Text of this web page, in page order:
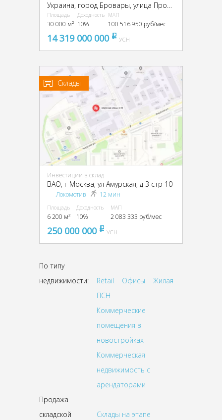
Украина, город Бровары, улица Производственная, д. 1
Площадь
30 000 м²
Доходность
10%
МАП
100 516 950 руб/мес
14 319 000 000 pуб
УСН
Склады
Инвестиции в склад
ВАО, г Москва, ул Амурская, д 3 стр 10
Локомотив 12 мин
Площадь
6 200 м²
Доходность
10%
МАП
2 083 333 руб/мес
250 000 000 pуб
УСН
По типу
недвижимости:
Retail Офисы
Жилая
ПСН
Коммерческие
помещения в
новостройках
Коммерческая
недвижимость с
арендаторами
Продажа
складской
Склады на этапе